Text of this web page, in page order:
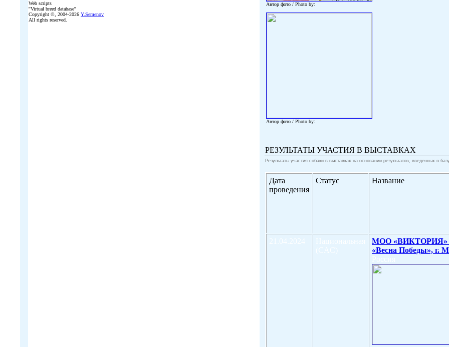
Web scripts
''Virtual breed database''
Copyright ©, 2004-2026 Y.Semenov
All rights reserved.
Автор фото / Photo by:
Автор фото / Photo by:
РЕЗУЛЬТАТЫ УЧАСТИЯ В ВЫСТАВКАХ
Результаты участия собаки в выставках на основании результатов, введенных в
Дата
проведения
Статус Название
21.04.2024
Национальная
(CAC)
МОО
«Весна Победы», г.
Россия